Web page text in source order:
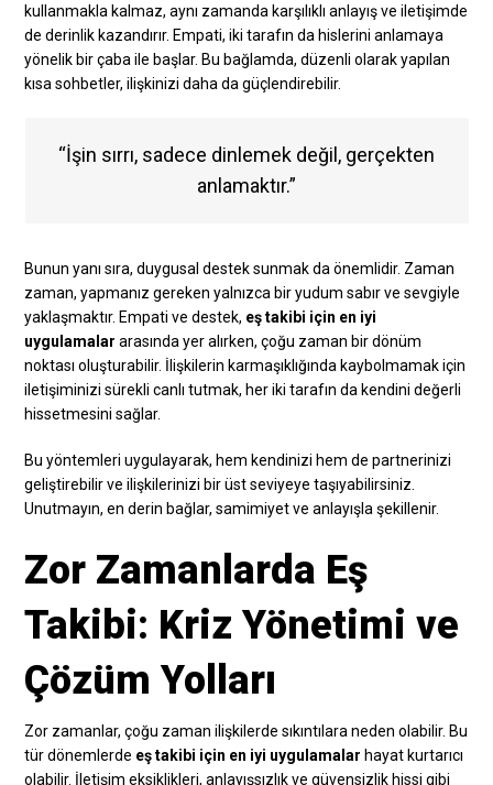
kullanmakla kalmaz, aynı zamanda karşılıklı anlayış ve iletişimde
de derinlik kazandırır. Empati, iki tarafın da hislerini anlamaya
yönelik bir çaba ile başlar. Bu bağlamda, düzenli olarak yapılan
kısa sohbetler, ilişkinizi daha da güçlendirebilir.
“İşin sırrı, sadece dinlemek değil, gerçekten
anlamaktır.”
Bunun yanı sıra, duygusal destek sunmak da önemlidir. Zaman
zaman, yapmanız gereken yalnızca bir yudum sabır ve sevgiyle
yaklaşmaktır. Empati ve destek, eş takibi için en iyi
uygulamalar arasında yer alırken, çoğu zaman bir dönüm
noktası oluşturabilir. İlişkilerin karmaşıklığında kaybolmamak için
iletişiminizi sürekli canlı tutmak, her iki tarafın da kendini değerli
hissetmesini sağlar.
Bu yöntemleri uygulayarak, hem kendinizi hem de partnerinizi
geliştirebilir ve ilişkilerinizi bir üst seviyeye taşıyabilirsiniz.
Unutmayın, en derin bağlar, samimiyet ve anlayışla şekillenir.
Zor Zamanlarda Eş
Takibi: Kriz Yönetimi ve
Çözüm Yolları
Zor zamanlar, çoğu zaman ilişkilerde sıkıntılara neden olabilir. Bu
tür dönemlerde eş takibi için en iyi uygulamalar hayat kurtarıcı
olabilir. İletişim eksiklikleri, anlayışsızlık ve güvensizlik hissi gibi